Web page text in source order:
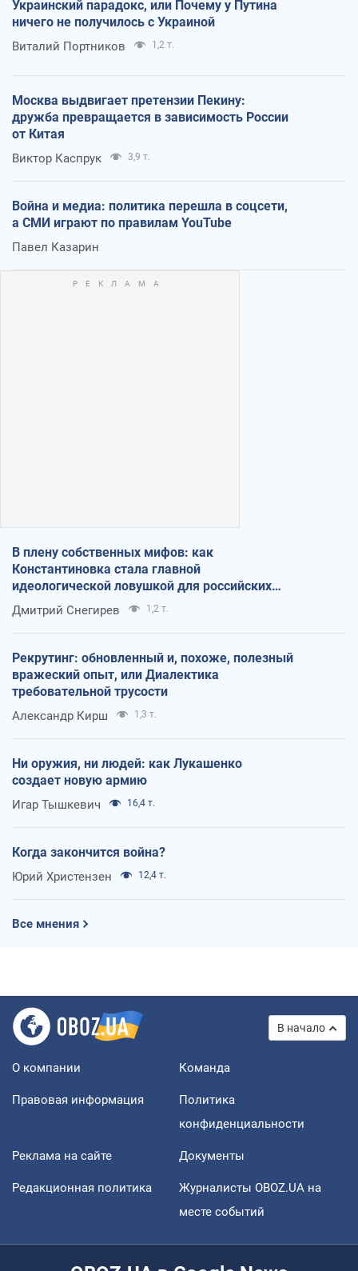
Украинский парадокс, или Почему у Путина
ничего не получилось с Украиной
Виталий Портников 1,2 т.
Москва выдвигает претензии Пекину:
дружба превращается в зависимость России
от Китая
Виктор Каспрук 3,9 т.
Война и медиа: политика перешла в соцсети,
а СМИ играют по правилам YouTube
Павел Казарин
В плену собственных мифов: как
Константиновка стала главной
идеологической ловушкой для российских
оккупантов
Дмитрий Снегирев 1,2 т.
Рекрутинг: обновленный и, похоже, полезный
вражеский опыт, или Диалектика
требовательной трусости
Александр Кирш 1,3 т.
Ни оружия, ни людей: как Лукашенко
создает новую армию
Игар Тышкевич 16,4 т.
Когда закончится война?
Юрий Христензен 12,4 т.
Все мнения
В начало
О компании Команда
Правовая информация
Политика
конфиденциальности
Реклама на сайте Документы
Редакционная политика
Журналисты OBOZ.UA на
месте событий